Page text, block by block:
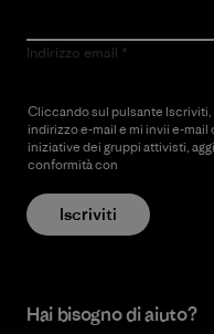
Indirizzo email
Cliccando sul pulsante
indirizzo e-mail e mi invii e-
iniziative dei gruppi attivisti,
conformità con
Iscriviti
Hai bisogno di aiuto?